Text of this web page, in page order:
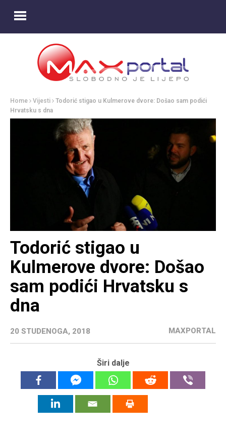
Home Vijesti
Todorić stigao u Kulmerove dvore: Došao sam podići
Hrvatsku s dna
Todorić stigao u
Kulmerove dvore: Došao
sam podići Hrvatsku s
dna
20 STUDENOGA, 2018 MAXPORTAL
Širi dalje